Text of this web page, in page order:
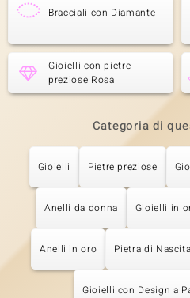
Bracciali con Diamante
Gioielli con pietre
preziose Rosa
Categoria di
Gioielli Pietre preziose
Anelli da donna Gioielli in
Anelli in oro Pietra di
Gioielli con Design a